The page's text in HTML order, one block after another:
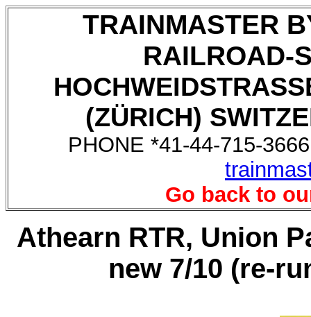
TRAINMASTER
RAILROAD-
(ZÜRICH)
PHONE *41-44-715-
Go back to
Athearn RTR, Union
new 7/10 (re-